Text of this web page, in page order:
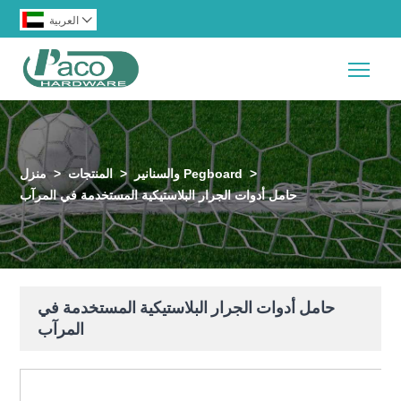
العربية 
منزل > المنتجات > والسنانير Pegboard >
حامل أدوات الجرار البلاستيكية المستخدمة في المرآب
حامل أدوات الجرار البلاستيكية المستخدمة في
المرآب